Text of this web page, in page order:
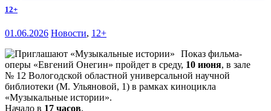
12+
01.06.2026 Новости, 12+
Показ фильма-
оперы «Евгений Онегин» пройдет в среду, 10 июня, в зале
№ 12 Вологодской областной универсальной научной
библиотеки (М. Ульяновой, 1) в рамках киноцикла
«Музыкальные истории».
Начало в 17 часов.